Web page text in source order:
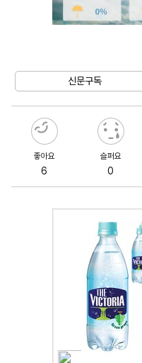
신문구독
좋아요
6
슬퍼요
0